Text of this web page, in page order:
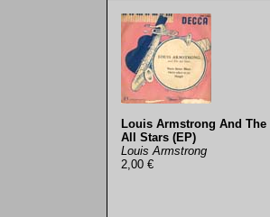
Louis Armstrong And The
All Stars (EP)
Louis Armstrong
2,00 €